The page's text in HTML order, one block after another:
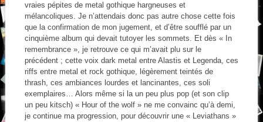
vraies pépites de metal gothique hargneuses et
mélancoliques. Je n’attendais donc pas autre chose cette fois
que la confirmation de mon jugement, et d’être soufflé par un
cinquième album qui devait tutoyer les sommets. Et dès « In
remembrance », je retrouve ce qui m’avait plu sur le
précédent ; cette voix dark metal entre Alastis et Legenda, ces
riffs entre metal et rock gothique, légèrement teintés de
thrash, ces ambiances lourdes et lancinantes, ces soli
exemplaires… Alors même si la un peu plus pop (et son clip
un peu kitsch) « Hour of the wolf » ne me convainc qu’à demi,
je continue ma progression, pour découvrir une « Leviathans »